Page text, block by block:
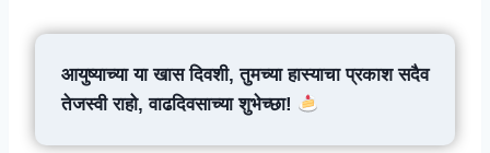
आयुष्याच्या या खास दिवशी, तुमच्या हास्याचा प्रकाश सदैव
तेजस्वी राहो, वाढदिवसाच्या शुभेच्छा!